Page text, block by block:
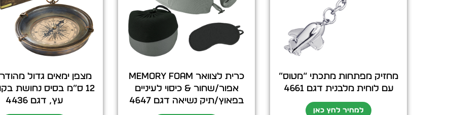
מחזיק מפתחות מתכתי “מטוס”
עם לוחית מלבנית דגם 4661
למחיר לחץ כאן
כרית לצוואר MEMORY FOAM
אפור/שחור & כיסוי לעיניים
בפאוץ/תיק נשיאה דגם 4647
מצפן ימאים גדול
12 ס”מ בסיס נחושת
עץ, דגם 4436